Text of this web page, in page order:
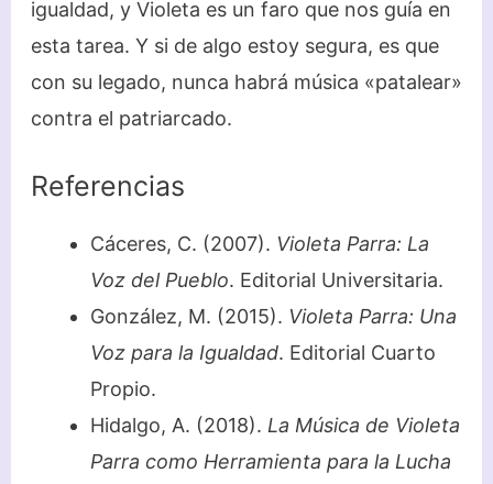
igualdad, y Violeta es un faro que nos guía en
esta tarea. Y si de algo estoy segura, es que
con su legado, nunca habrá música «patalear»
contra el patriarcado.
Referencias
Cáceres, C. (2007). Violeta Parra: La
Voz del Pueblo. Editorial Universitaria.
González, M. (2015). Violeta Parra: Una
Voz para la Igualdad. Editorial Cuarto
Propio.
Hidalgo, A. (2018). La Música de Violeta
Parra como Herramienta para la Lucha